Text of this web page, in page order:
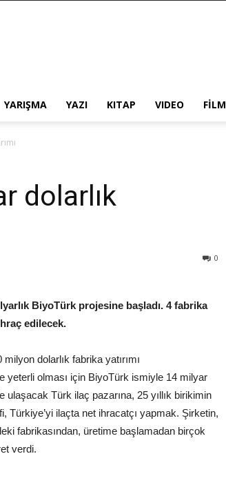
YARIŞMA YAZI KITAP VIDEO FİLM
dolarlık
0
BiyoTürk projesine başladı. 4 fabrika
edilecek.
dolarlık fabrika yatırımı
yeterli olması için BiyoTürk ismiyle 14 milyar
ulaşacak Türk ilaç pazarına, 25 yıllık birikimin
Türkiye’yi ilaçta net ihracatçı yapmak. Şirketin,
fabrikasından, üretime başlamadan birçok
verdi.